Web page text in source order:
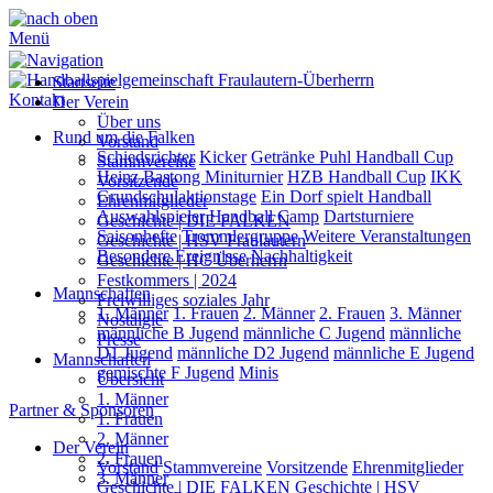
Menü
Startseite
Der Verein
Über uns
Vorstand
Stammvereine
Vorsitzende
Ehrenmitglieder
Geschichte | DIE FALKEN
Geschichte | HSV Fraulautern
Geschichte | HC Überherrn
Festkommers | 2024
Freiwilliges soziales Jahr
Nostalgie
Presse
Mannschaften
Übersicht
1. Männer
1. Frauen
2. Männer
2. Frauen
3. Männer
Kontakt
Rund um die Falken
Schiedsrichter Kicker Getränke Puhl Handball Cup
Heinz Bastong Miniturnier HZB Handball Cup IKK
Grundschulaktionstage Ein Dorf spielt Handball
Auswahlspieler Handball Camp Dartsturniere
Saisonhefte Trommlergruppe Weitere Veranstaltungen
Besondere Ereignisse Nachhaltigkeit
Mannschaften
1. Männer 1. Frauen 2. Männer 2. Frauen 3. Männer
männliche B Jugend männliche C Jugend männliche
D1 Jugend männliche D2 Jugend männliche E Jugend
gemischte F Jugend Minis
Partner & Sponsoren
Der Verein
Vorstand Stammvereine Vorsitzende Ehrenmitglieder
Geschichte | DIE FALKEN Geschichte | HSV